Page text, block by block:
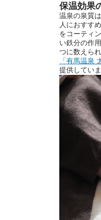
保温効果
温泉の泉質
人におすす
をコーティ
い鉄分の作
つに数えら
「有馬温泉
提供していま